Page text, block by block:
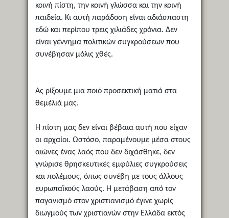
κοινή πίστη, την κοινή γλώσσα και την κοινή
παιδεία. Κι αυτή παράδοση είναι αδιάσπαστη
εδώ και περίπου τρεις χιλιάδες χρόνια. Δεν
είναι γέννημα πολιτικών συγκρούσεων που
συνέβησαν μόλις χθές.
Ας ρίξουμε μια ποιό προσεκτική ματιά στα
θεμέλιά μας.
Η πίστη μας δεν είναι βέβαια αυτή που είχαν
οι αρχαίοι. Ωστόσο, παραμένουμε μέσα στους
αιώνες ένας λαός που δεν διχάσθηκε, δεν
γνώρισε θρησκευτικές εμφύλιες συγκρούσεις
και πολέμους, όπως συνέβη με τους άλλους
ευρωπαϊκούς λαούς. Η μετάβαση από τον
παγανισμό στον χριστιανισμό έγινε χωρίς
διωγμούς των χριστιανών στην Ελλάδα εκτός